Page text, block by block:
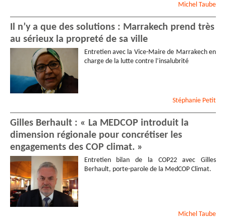
Blandine CAVIER-
Assistante Sociale
François PETIT
Sophie BURIN-Citoyenne
Danièle FOUCHIER
Assistante Ingénieure
CNRS
Celine VERDAGUER
Gilbert
QUARANTA
Thomas DRESLER -
Simple
Citoyen
Marie-Claude SAN JUAN-
Blogueuse
Jean-François
HAREL
-
Conseiller Municipal
Commune de Villejuif
(94800)
Michel Taube
Il n’y a que des solutions : Marrakech prend très
au sérieux la propreté de sa ville
Entretien avec la Vice-Maire de Marrakech en
charge de la lutte contre l’insalubrité
Stéphanie Petit
Gilles Berhault : « La MEDCOP introduit la
dimension régionale pour concrétiser les
engagements des COP climat. »
Entretien bilan de la COP22 avec Gilles
Berhault, porte-parole de la MedCOP Climat.
Michel Taube